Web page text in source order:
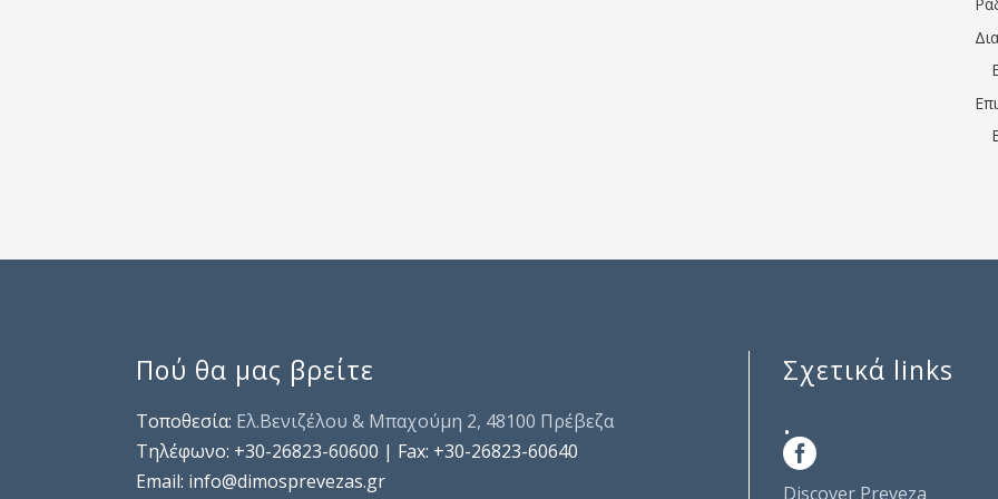
Πού θα μας βρείτε
Τοποθεσία: Ελ.Βενιζέλου & Μπαχούμη 2, 48100 Πρέβεζα
Τηλέφωνo: +30-26823-60600 | Fax: +30-26823-60640
Email: info@dimosprevezas.gr
Σχετικά links
.
Discover Preveza